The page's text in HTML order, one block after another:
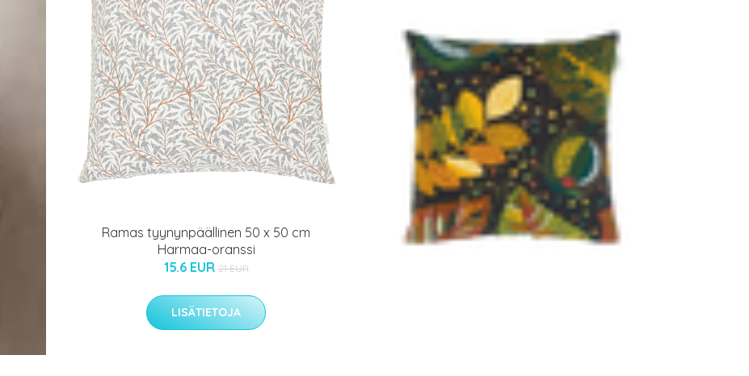
Ramas tyynynpäällinen 50 x 50 cm
Harmaa-oranssi
15.6 EUR 21 EUR
LISÄTIETOJA